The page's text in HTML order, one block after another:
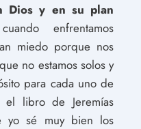
Dios y en su plan
enfrentamos
miedo porque nos
no estamos solos y
para cada uno de
libro de Jeremías
yo sé muy bien los